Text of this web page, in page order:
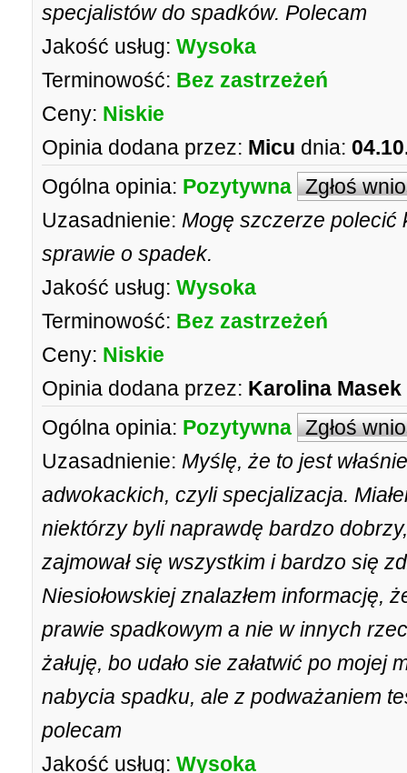
specjalistów do spadków. Polecam
Jakość usług: Wysoka
Terminowość: Bez zastrzeżeń
Ceny: Niskie
Opinia dodana przez: Micu dnia:
Ogólna opinia: Pozytywna Zgłoś
Uzasadnienie: Mogę szczerze polecić
sprawie o spadek.
Jakość usług: Wysoka
Terminowość: Bez zastrzeżeń
Ceny: Niskie
Opinia dodana przez: Karolina Masek
Ogólna opinia: Pozytywna Zgłoś
Uzasadnienie: Myślę, że to jest
adwokackich, czyli specjalizacja.
niektórzy byli naprawdę bardzo
zajmował się wszystkim i bardzo się
Niesiołowskiej znalazłem informację,
prawie spadkowym a nie w innych
żałuję, bo udało sie załatwić po
nabycia spadku, ale z podważaniem
polecam
Jakość usług: Wysoka